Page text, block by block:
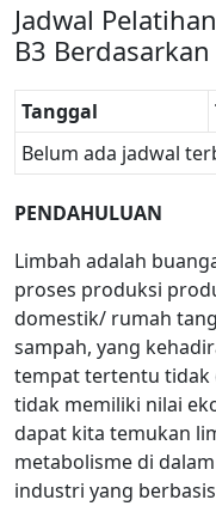
Jadwal
B3
Tanggal
Belum ada jadwal
PENDAHULUAN
Limbah adalah
proses produksi
domestik/ rumah
sampah, yang
tempat tertentu tidak
tidak memiliki nilai
dapat kita temukan
metabolisme di
industri yang